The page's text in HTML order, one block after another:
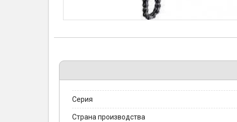
Серия
Страна производства